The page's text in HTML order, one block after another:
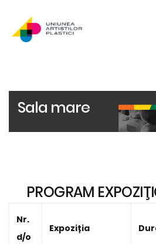
UAP Galerie
Sala mare
PROGRAM
Nr.
d/o
Expoziția